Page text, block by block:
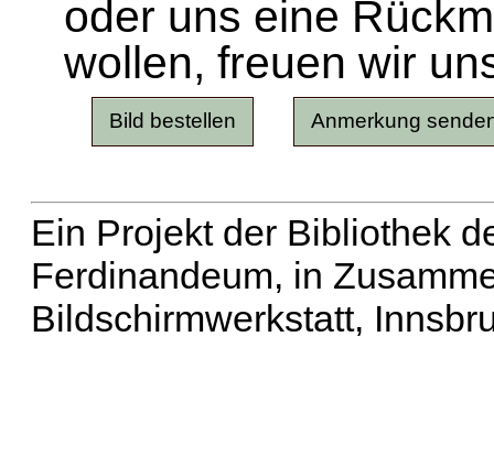
oder uns eine
wollen, freuen wir
Ein Projekt der Bibliothek
Ferdinandeum, in
Bildschirmwerkstatt,